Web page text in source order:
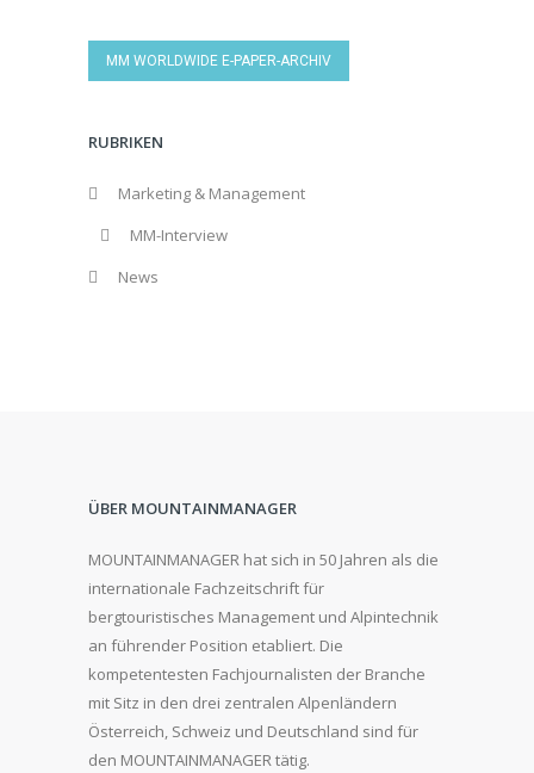
MM WORLDWIDE E-PAPER-ARCHIV
RUBRIKEN
Marketing & Management
MM-Interview
News
ÜBER MOUNTAINMANAGER
MOUNTAINMANAGER hat sich in 50 Jahren als die
internationale Fachzeitschrift für
bergtouristisches Management und Alpintechnik
an führender Position etabliert. Die
kompetentesten Fachjournalisten der Branche
mit Sitz in den drei zentralen Alpenländern
Österreich, Schweiz und Deutschland sind für
den MOUNTAINMANAGER tätig.